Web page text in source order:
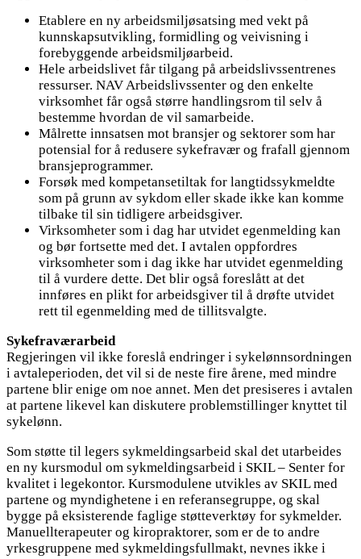
Etablere en ny arbeidsmiljøsatsing med vekt på
kunnskapsutvikling, formidling og veivisning i
forebyggende arbeidsmiljøarbeid.
Hele arbeidslivet får tilgang på arbeidslivssentrenes
ressurser. NAV Arbeidslivssenter og den enkelte
virksomhet får også større handlingsrom til selv å
bestemme hvordan de vil samarbeide.
Målrette innsatsen mot bransjer og sektorer som har
potensial for å redusere sykefravær og frafall gjennom
bransjeprogrammer.
Forsøk med kompetansetiltak for langtidssykmeldte
som på grunn av sykdom eller skade ikke kan komme
tilbake til sin tidligere arbeidsgiver.
Virksomheter som i dag har utvidet egenmelding kan
og bør fortsette med det. I avtalen oppfordres
virksomheter som i dag ikke har utvidet egenmelding
til å vurdere dette. Det blir også foreslått at det
innføres en plikt for arbeidsgiver til å drøfte utvidet
rett til egenmelding med de tillitsvalgte.
Sykefraværarbeid
Regjeringen vil ikke foreslå endringer i sykelønnsordningen
i avtaleperioden, det vil si de neste fire årene, med mindre
partene blir enige om noe annet. Men det presiseres i avtalen
at partene likevel kan diskutere problemstillinger knyttet til
sykelønn.
Som støtte til legers sykmeldingsarbeid skal det utarbeides
en ny kursmodul om sykmeldingsarbeid i SKIL – Senter for
kvalitet i legekontor. Kursmodulene utvikles av SKIL med
partene og myndighetene i en referansegruppe, og skal
bygge på eksisterende faglige støtteverktøy for sykmelder.
Manuellterapeuter og kiropraktorer, som er de to andre
yrkesgruppene med sykmeldingsfullmakt, nevnes ikke i